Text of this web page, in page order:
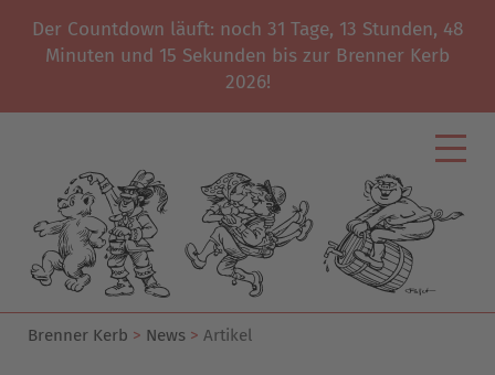
Der Countdown läuft: noch 31 Tage, 13 Stunden, 48
Minuten und 15 Sekunden bis zur Brenner Kerb
2026!
Brenner Kerb News Artikel